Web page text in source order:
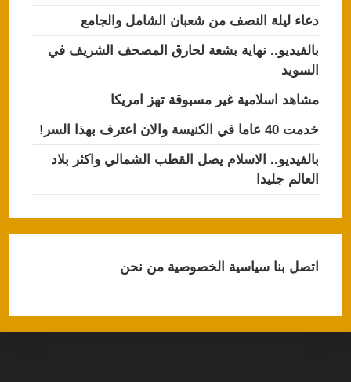
دعاء ليلة النصف من شعبان الشامل والجامع
بالفيديو.. نهاية بشعة لحارق المصحف الشريف في
السويد
مشاهد اسلامية غير مسبوقة تهز امريكا
خدمت 40 عاما في الكنيسة والان اعترف بهذا السر!
بالفيديو.. الاسلام يصل القطب الشمالي واكثر بلاد
العالم جليدا
اتصل بناسياسية الخصوصيةمن نحن